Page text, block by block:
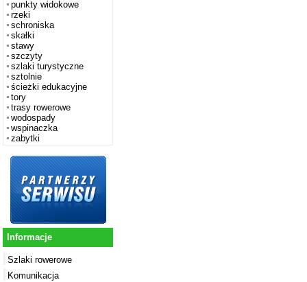
punkty widokowe
rzeki
schroniska
skałki
stawy
szczyty
szlaki turystyczne
sztolnie
ścieżki edukacyjne
tory
trasy rowerowe
wodospady
wspinaczka
zabytki
Informacje
Szlaki rowerowe
Komunikacja